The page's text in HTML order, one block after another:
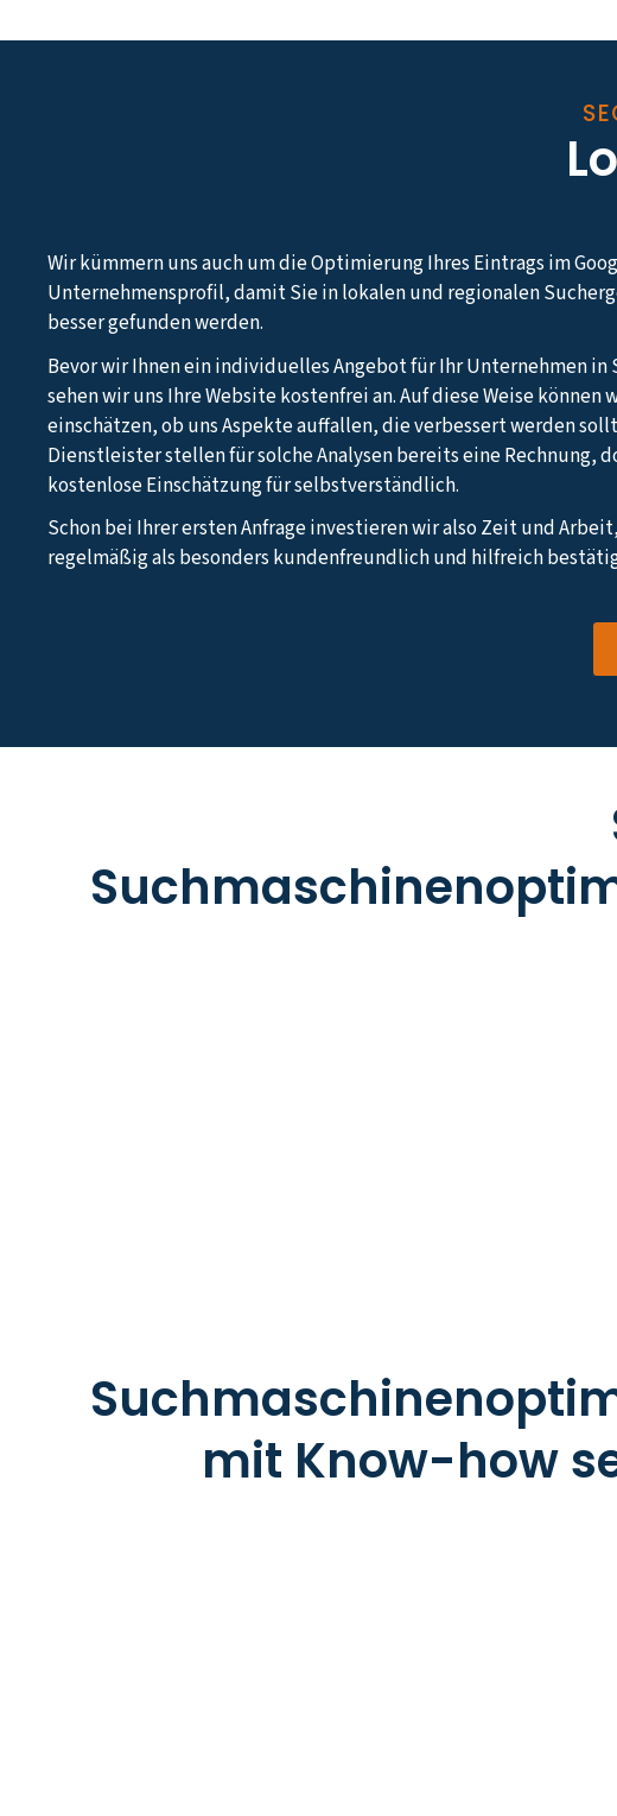
Wir kümmern uns auch um die Optimierung Ihres Eintrags im
Unternehmensprofil, damit Sie in lokalen und regionalen
besser gefunden werden.
Bevor wir Ihnen ein individuelles Angebot für Ihr Unternehmen in
sehen wir uns Ihre Website kostenfrei an. Auf diese Weise können
einschätzen, ob uns Aspekte auffallen, die verbessert werden
Dienstleister stellen für solche Analysen bereits eine Rechnung,
kostenlose Einschätzung für selbstverständlich.
Schon bei Ihrer ersten Anfrage investieren wir also Zeit und
regelmäßig als besonders kundenfreundlich und hilfreich
mit Know-how